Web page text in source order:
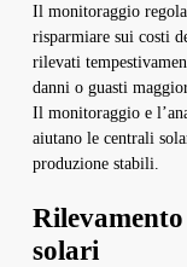
Il monitoraggio
risparmiare sui costi
rilevati
danni o guasti
Il monitoraggio e
aiutano le centrali
produzione stabili.
solari